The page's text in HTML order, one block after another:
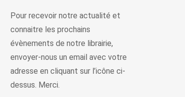
Pour recevoir notre actualité et
connaitre les prochains
évènements de notre librairie,
envoyer-nous un email avec votre
adresse en cliquant sur l’icône ci-
dessus. Merci.